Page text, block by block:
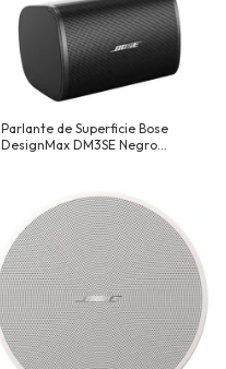
Parlante de Superficie Bose
DesignMax DM3SE Negro